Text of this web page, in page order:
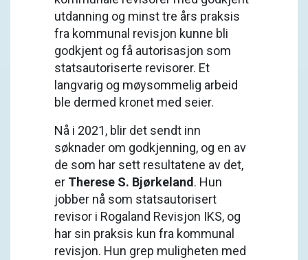
utdanning og minst tre års praksis
fra kommunal revisjon kunne bli
godkjent og få autorisasjon som
statsautoriserte revisorer. Et
langvarig og møysommelig arbeid
ble dermed kronet med seier.
Nå i 2021, blir det sendt inn
søknader om godkjenning, og en av
de som har sett resultatene av det,
er Therese S. Bjørkeland . Hun
jobber nå som statsautorisert
revisor i Rogaland Revisjon IKS, og
har sin praksis kun fra kommunal
revisjon. Hun grep muligheten med